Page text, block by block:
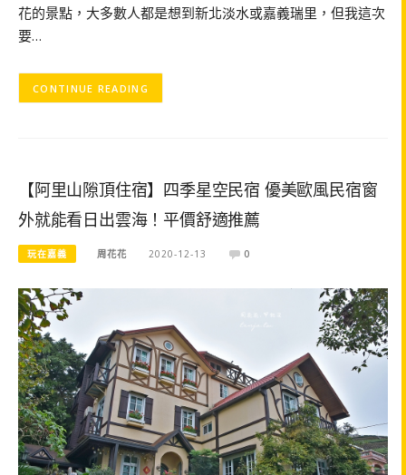
花的景點，大多數人都是想到新北淡水或嘉義瑞里，但我這次
要…
CONTINUE READING
【阿里山隙頂住宿】四季星空民宿 優美歐風民宿窗
外就能看日出雲海！平價舒適推薦
玩在嘉義 周花花 2020-12-13 0